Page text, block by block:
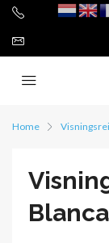
Home
Blanca